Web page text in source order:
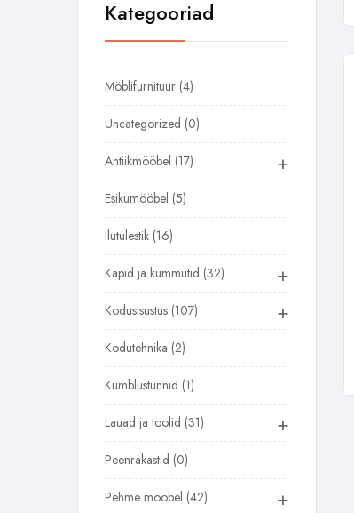
Kategooriad
Möblifurnituur 4
Uncategorized 0
Antiikmööbel 17 +
Esikumööbel 5
Ilutulestik 16
Kapid ja kummutid 32 +
Kodusisustus 107 +
Kodutehnika 2
Kümblustünnid 1
Lauad ja toolid 31 +
Peenrakastid 0
Pehme mööbel 42 +